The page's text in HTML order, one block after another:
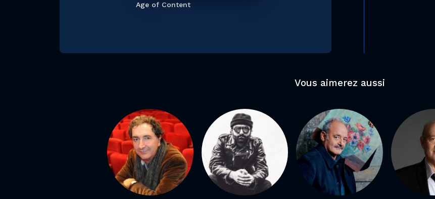
Age of Content
Vous aimerez aussi